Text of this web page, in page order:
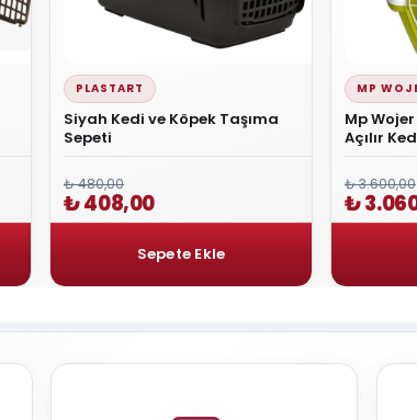
PLASTART
Siyah Kedi ve Köpek Taşıma
Sepeti
₺ 480,00
₺ 408,00
MP
Mp
Açılır
₺ 3.600,00
₺